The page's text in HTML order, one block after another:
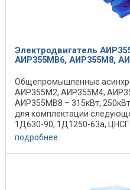
Электродвигатель
АИР355MB6, АИР355M8,
Общепромышленные
АИР355M2, АИР355M4,
АИР355MB8 – 315кВт,
для комплектации
1Д630-90, 1Д1250-63a, ЦНСГ
подробнее